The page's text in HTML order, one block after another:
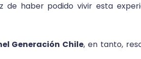
haber podido vivir esta
Generación Chile, en tanto,